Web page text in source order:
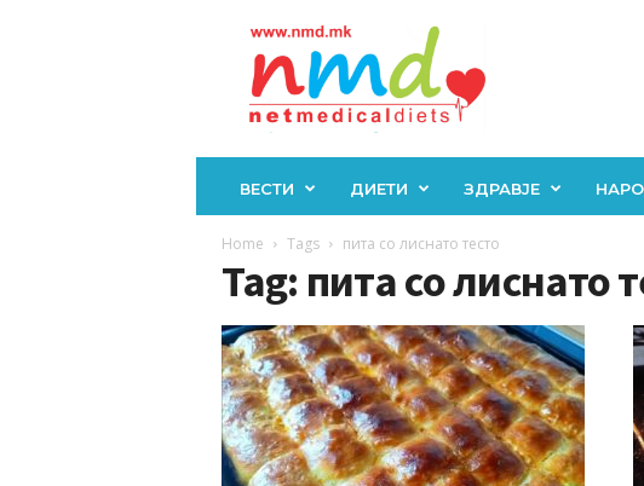
ВЕСТИ ДИЕТИ ЗДРАВЈЕ
Home Tags пита со лиснато тесто
Tag: пита со лиснато